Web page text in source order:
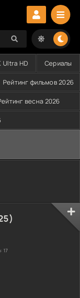
Ultra HD Сериалы
Рейтинг фильмов 2026
весна 2026
17